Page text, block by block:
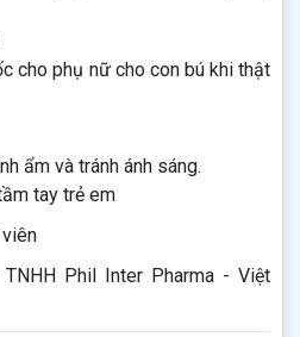
cho phụ nữ cho con bú khi thật
ẩm và tránh ánh sáng.
tay trẻ em
Phil Inter Pharma - Việt